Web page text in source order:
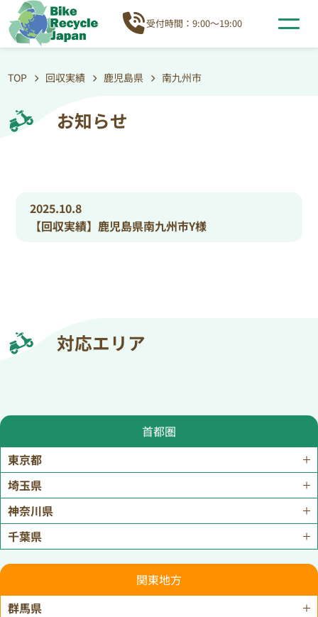
受付時間：9:00～19:00
TOP 回収実績 鹿児島県 南九州市
お知らせ
2025.10.8
【回収実績】鹿児島県南九州市Y様
対応エリア
首都圏
東京都
埼玉県
神奈川県
千葉県
関東地方
群馬県